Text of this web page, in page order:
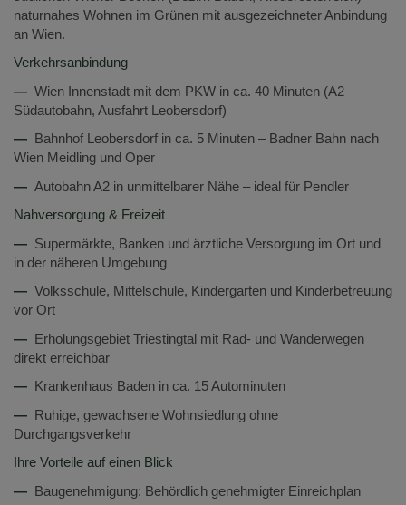
naturnahes Wohnen im Grünen mit ausgezeichneter Anbindung
an Wien.
Verkehrsanbindung
— Wien Innenstadt mit dem PKW in ca. 40 Minuten (A2
Südautobahn, Ausfahrt Leobersdorf)
— Bahnhof Leobersdorf in ca. 5 Minuten – Badner Bahn nach
Wien Meidling und Oper
— Autobahn A2 in unmittelbarer Nähe – ideal für Pendler
Nahversorgung & Freizeit
— Supermärkte, Banken und ärztliche Versorgung im Ort und
in der näheren Umgebung
— Volksschule, Mittelschule, Kindergarten und Kinderbetreuung
vor Ort
— Erholungsgebiet Triestingtal mit Rad- und Wanderwegen
direkt erreichbar
— Krankenhaus Baden in ca. 15 Autominuten
— Ruhige, gewachsene Wohnsiedlung ohne
Durchgangsverkehr
Ihre Vorteile auf einen Blick
— Baugenehmigung: Behördlich genehmigter Einreichplan